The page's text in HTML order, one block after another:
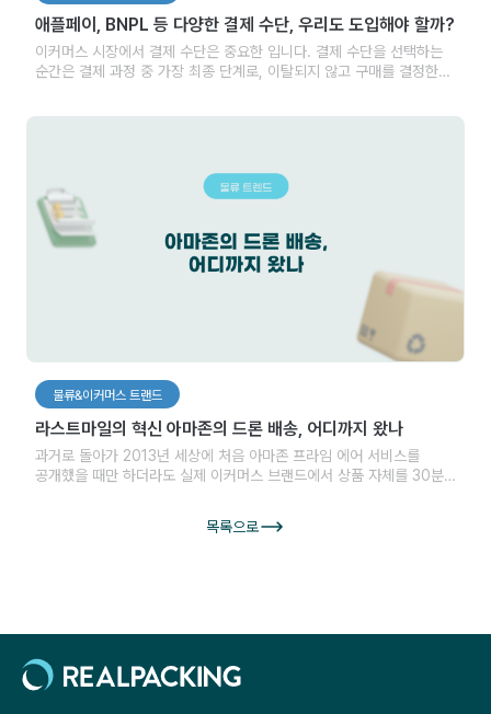
애플페이, BNPL 등 다양한 결제 수단, 우리도 도입해야 할까?
이커머스 시장에서 결제 수단은 중요한 입니다. 결제 수단을 선택하는
순간은 결제 과정 중 가장 최종 단계로, 이탈되지 않고 구매를 결정한
물류&이커머스 트랜드
라스트마일의 혁신 아마존의 드론 배송, 어디까지 왔나
과거로 돌아가 2013년 세상에 처음 아마존 프라임 에어 서비스를
공개했을 때만 하더라도 실제 이커머스 브랜드에서 상품 자체를 30분
했죠. 그 후 10년이 지난 오늘날, 과연 아마존의 드론 배송은 어디까지
목록으로